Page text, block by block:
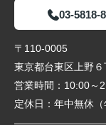
03-5818-
〒110-0005
東京都台東区上野
営業時間： 10:00～
定休日： 年中無休（